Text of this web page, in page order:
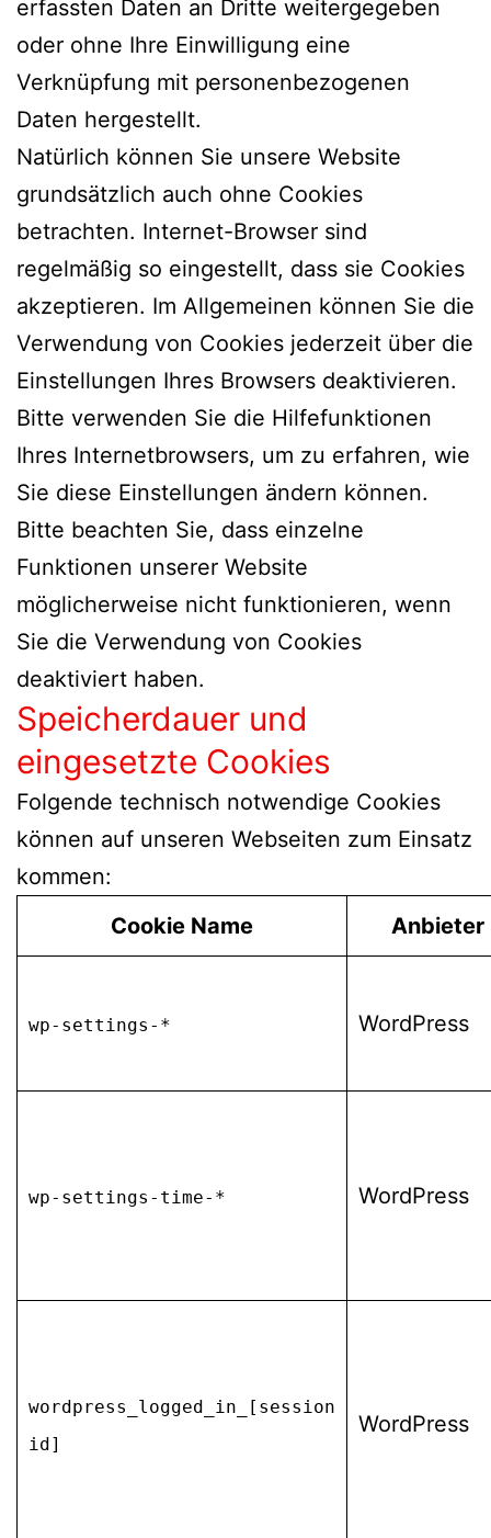
erfassten Daten an Dritte weitergegeben
oder ohne Ihre Einwilligung eine
Verknüpfung mit personenbezogenen
Daten hergestellt.
Natürlich können Sie unsere Website
grundsätzlich auch ohne Cookies
betrachten. Internet-Browser sind
regelmäßig so eingestellt, dass sie Cookies
akzeptieren. Im Allgemeinen können Sie die
Verwendung von Cookies jederzeit über die
Einstellungen Ihres Browsers deaktivieren.
Bitte verwenden Sie die Hilfefunktionen
Ihres Internetbrowsers, um zu erfahren, wie
Sie diese Einstellungen ändern können.
Bitte beachten Sie, dass einzelne
Funktionen unserer Website
möglicherweise nicht funktionieren, wenn
Sie die Verwendung von Cookies
deaktiviert haben.
Speicherdauer und
eingesetzte Cookies
Folgende technisch notwendige Cookies
können auf unseren Webseiten zum Einsatz
kommen:
Cookie Name
Anbieter
wp-settings-* WordPress
wp-settings-time-* WordPress
wordpress_logged_in_[session
id]
WordPress